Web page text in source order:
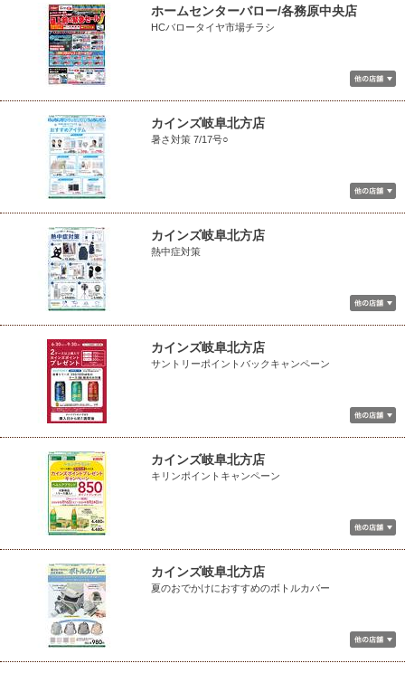
ホームセンターバロー/各務原中央店
HCバロータイヤ市場チラシ
カインズ岐阜北方店
暑さ対策 7/17号○
カインズ岐阜北方店
熱中症対策
カインズ岐阜北方店
サントリーポイントバックキャンペーン
カインズ岐阜北方店
キリンポイントキャンペーン
カインズ岐阜北方店
夏のおでかけにおすすめのボトルカバー